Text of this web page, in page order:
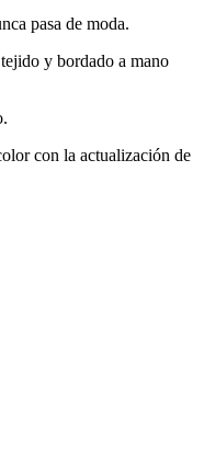
pasa de moda.
y bordado a mano
con la actualización de